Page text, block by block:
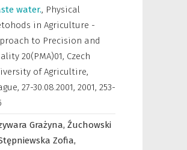
water., Physical
in Agriculture -
to Precision and
20(PMA)01, Czech
of Agricultire,
27-30.08.2001, 2001, 253-
Grażyna, Źuchowski
Zofia,